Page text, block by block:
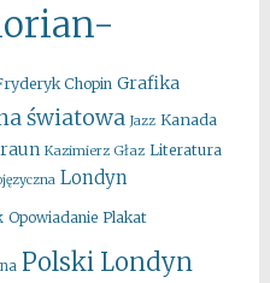
Chopin Grafika
światowa Jazz Kanada
Kazimierz Głaz Literatura
Londyn
Opowiadanie Plakat
Polski Londyn